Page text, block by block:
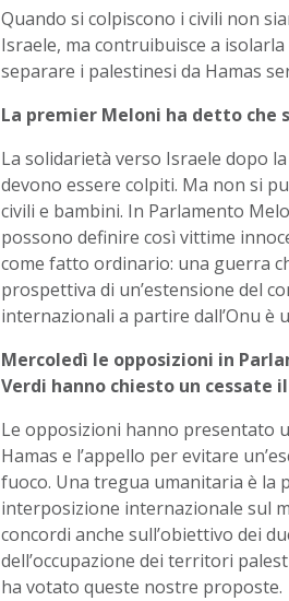
Quando si colpiscono i civili non
Israele, ma contruibuisce a
separare i palestinesi da Hamas
La premier Meloni ha detto che
La solidarietà verso Israele dopo
devono essere colpiti. Ma non si
civili e bambini. In Parlamento
possono definire così vittime
come fatto ordinario: una guerra
prospettiva di un’estensione del
internazionali a partire dall’Onu è
Mercoledì le opposizioni in
Verdi hanno chiesto un cessate
Le opposizioni hanno presentato
Hamas e l’appello per evitare
fuoco. Una tregua umanitaria è la
interposizione internazionale sul
concordi anche sull’obiettivo dei
dell’occupazione dei territori
ha votato queste nostre proposte.